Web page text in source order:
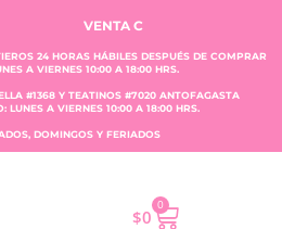
VENTA CLAUDIA TOBAR E.I.R.L.
24 HORAS HÁBILES DESPUÉS DE COMPRAR
A VIERNES 10:00 A 18:00 HRS.
#1368 Y TEATINOS #7020 ANTOFAGASTA
LUNES A VIERNES 10:00 A 18:00 HRS.
DOMINGOS Y FERIADOS
$0
0